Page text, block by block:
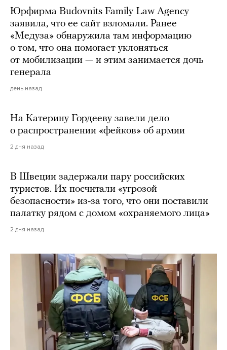
Юрфирма Budovnits Family Law Agency
заявила, что ее сайт взломали. Ранее
«Медуза» обнаружила там информацию
о том, что она помогает уклоняться
от мобилизации — и этим занимается дочь
генерала
день назад
На Катерину Гордееву завели дело
о распространении «фейков» об армии
2 дня назад
В Швеции задержали пару российских
туристов. Их посчитали «угрозой
безопасности» из-за того, что они поставили
палатку рядом с домом «охраняемого лица»
2 дня назад